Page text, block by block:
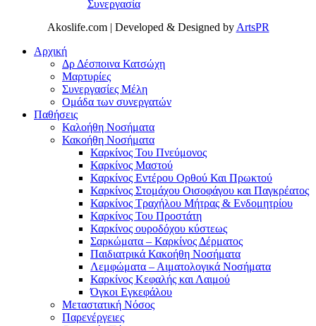
Akoslife.com | Developed & Designed by ArtsPR
Αρχική
Δρ Δέσποινα Κατσώχη
Μαρτυρίες
Συνεργασίες Μέλη
Ομάδα των συνεργατών
Παθήσεις
Καλοήθη Νοσήματα
Κακοήθη Νοσήματα
Καρκίνος Του Πνεύμονος
Καρκίνος Μαστού
Καρκίνος Εντέρου Ορθού Και Πρωκτού
Καρκίνος Στομάχου Οισοφάγου και Παγκρέατος
Καρκίνος Τραχήλου Μήτρας & Ενδομητρίου
Καρκίνος Του Προστάτη
Καρκίνος ουροδόχου κύστεως
Σαρκώματα – Καρκίνος Δέρματος
Παιδιατρικά Κακοήθη Νοσήματα
Λεμφώματα – Αιματολογικά Νοσήματα
Καρκίνος Κεφαλής και Λαιμού
Όγκοι Εγκεφάλου
Μεταστατική Νόσος
Παρενέργειες